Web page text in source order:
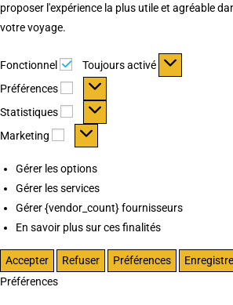
proposer l'expérience la plus utile et agréable
votre voyage.
Fonctionnel Fonctionnel
Toujours activé
Préférences
Préférences
Statistiques Statistiques
Marketing Marketing
Gérer les options
Gérer les services
Gérer {vendor_count} fournisseurs
En savoir plus sur ces finalités
Accepter Refuser Préférences
Préférences